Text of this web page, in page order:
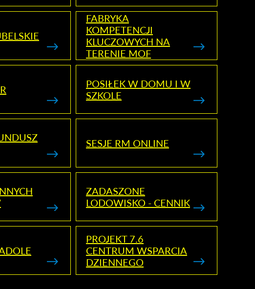
FABRYKA
KOMPETENCJI
KLUCZOWYCH NA
TERENIE MOF
POSIŁEK W DOMU I W
SZKOLE
SESJE RM ONLINE
ZADASZONE
LODOWISKO - CENNIK
PROJEKT 7.6
CENTRUM WSPARCIA
DZIENNEGO